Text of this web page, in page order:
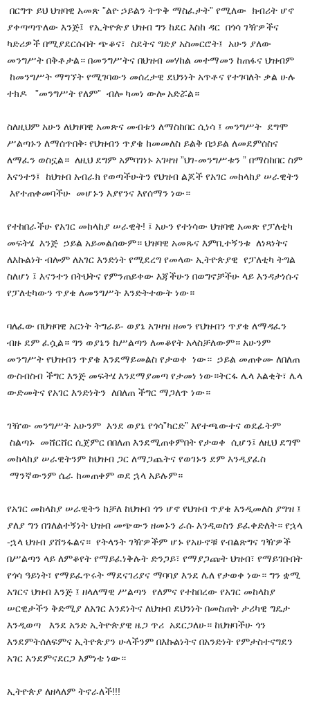
በርግጥ ይህ ህዝባዊ አመጽ ”ልዮ ኃይልን ትጥቅ ማስፈታት” የሚለው ክብሪት ሆኖ
ያቀጣጣጥለው እንጅ፤ የኢትዮጵያ ህዝብ ግን ከደር እስከ ዳር በጎሳ ገዥዎችና
ካድሪዎች በሚያደርሱበት ጭቆና፣ ስደትና ግድያ አስመርሮት፤ አሁን ያለው
መንግሥት በቅቶታል። በመንግሥትና በህዝብ መሃከል መተማመን ከጠፋና ህዝብም
ከመንግሥት ማግኘት የሚገባውን መሰረታዊ ደህንነት አጥቶና የተገባለት ቃል ሁሉ
ተክዶ ”መንግሥት የለም” ብሎ ካመነ ውሎ አድሯል።
ስለዚህም አሁን ለህዝባዊ አመጽና መብቱን ለማስከበር ሲነሳ ፤ መንግሥት ደግሞ
ሥልጣኑን ለማሰጥበቅ፡ የህዝብን ጥያቄ ከመመለስ ይልቅ በኃይል ለመደምሰስና
ለማፈን ወስኗል። ለዚህ ደግም አምባገነኑ አገዛዝ ”ህገ-መንግሥቱን ” በማስከበር ስም
እናንተን፤ ከህዝብ አብራክ የወጣችሁትን የህዝብ ልጆች የአገር መከላከያ ሠራዊትን
እየተጠቀመባችሁ መሆኑን እያየንና እየሰማን ነው።
የተከበራችሁ የአገር መከላከያ ሠራዊት! ፤ አሁን የተነሳው ህዝባዊ አመጽ የፓለቲካ
መፍትሄ እንጅ ኃይል አይመልሰውም። ህዝባዊ አመጹና እምቢተኝንቱ ለነጻነትና
ለእኩልነት ብሎም ለአገር እንድነት የሚደረግ የመላው ኢትዮጵያዊ የፓለቲካ ትግል
ስለሆነ ፤ እናንተን በትህትና የምንጠይቀው እጃችሁን በወግኖቻችሁ ላይ እንዳታነሱና
የፓለቲካውን ጥያቄ ለመንግሥት እንድትተውት ነው።
ባለፈው በህዝባዊ አርነት ትግራይ- ወያኔ አገዛዝ ዘመን የህዝብን ጥያቄ ለማዳፈን
ብዙ ደም ፈሷል። ግን ወያኔን ከሥልጣን ለመቆየት አላስቻለውም። አሁንም
መንግሥት የህዝብን ጥያቄ እንደማይመልስ የታወቀ ነው። ኃይል መጠቀሙ ለበለጠ
ውስብስብ ችግር እንጅ መፍትሄ እንደማያመጣ የታመነ ነው።ትርፋ ሌላ እልቂት፣ ሌላ
ውድመትና የአገር እንድነትን ለበለጠ ችግር ማጋለጥ ነው።
ገዥው መንግሥት አሁንም እንደ ወያኔ የጎሳ”ካርድ” እየተጫውተና ወደፊትም
ስልጣኑ መሸርሸር ሲጀምር በበለጠ እንደሚጠቀምበት የታወቀ ሲሆን፤ ለዚህ ደግሞ
መከላከያ ሠራዊትንም ከህዝብ ጋር ለማጋጨትና የወገኑን ደም እንዲያፈስ
ማንኛውንም ሴራ ከመጠቀም ወደ ኋላ አይሉም።
የአገር መከላከያ ሠራዊትን ከቻለ ከህዝብ ጎን ሆኖ የህዝብ ጥያቄ እንዲመለስ ያግዝ ፤
ያለያ ግን በገለልተኝነት ህዝብ መጭውን ዘመኑን ራሱ እንዲወስን ይፈቀድለት። የኋላ
-ኋላ ህዝብ ያሸንፋልና። የትላንት ገዥዎችም ሆኑ የአሁኖቹ የብልጽግና ገዥዎች
በሥልጣን ላይ ለምቆየት የማይፈነቅሉት ድንጋይ፣ የማያጋጩት ህዝብ፣ የማይገቡበት
የጎሳ ዓይነት፣ የማይፈጥሩት ማደናገሪያና ማባባያ እንደ ሌለ የታወቀ ነው። ግን ቋሚ
አገርና ህዝብ እንጅ ፤ ዘላለማዊ ሥልጣን የለምና የተከበረው የአገር መከላከያ
ሠርዊታችን ቅድሚያ ለአገር እንደነትና ለህዝብ ደህንነት በመስጠት ታሪካዊ ግዴታ
እንዲወጣ እንደ አንድ ኢትዮጵያዊ ዜጋ ጥሪ አደርጋለሁ። ከህዝባችሁ ጎን
እንደምትሰለፍምና ኢትዮጵያን ሁላችንም በእኩልነትና በአንድነት የምታስተናግደን
አገር እንደምናደርጋ እምነቴ ነው።
ኢትዮጵያ ለዘላለም ትኖራለች!!!